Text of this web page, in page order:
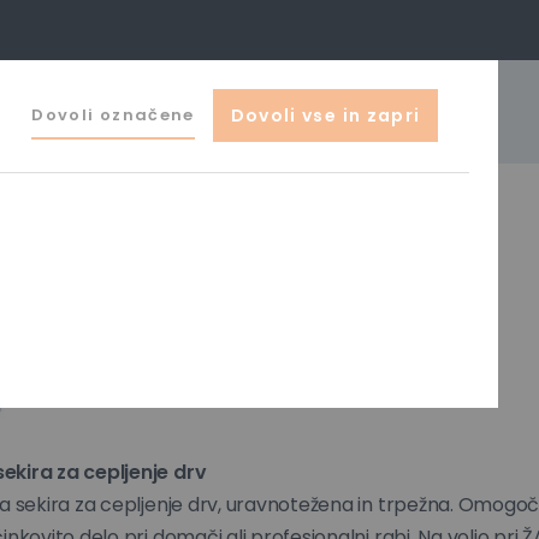
Dovoli označene Dovoli vse in zapri
041 644 044
ljubljana.si
za cepljenje S1600
za cepljenje drv
sekira za cepljenje drv, uravnotežena in trpežna.